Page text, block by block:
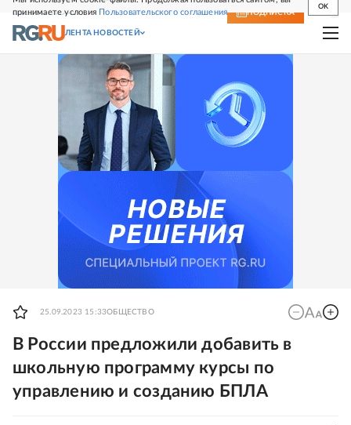
принимаете условия Пользовательского соглашения
OK
СВЕЖИЙ НОМЕР ПОДПИСКА
ЛЕНТА НОВОСТЕЙ
25.09.2023 15:33ОБЩЕСТВО
В России предложили добавить в
школьную программу курсы по
управлению и созданию БПЛА